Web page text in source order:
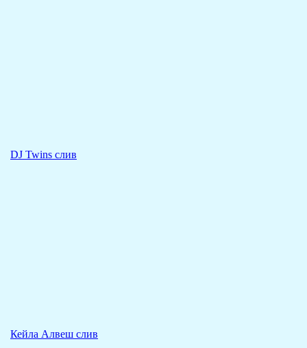
DJ Twins слив
Кейла Алвеш слив